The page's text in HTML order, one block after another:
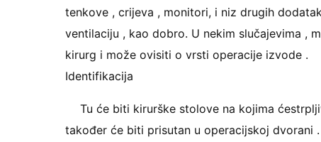
tenkove , crijeva , monitori, i niz drugih
ventilaciju , kao dobro. U nekim slučajevima ,
kirurg i može ovisiti o vrsti operacije izvode .
Identifikacija
Tu će biti kirurške stolove na kojima
također će biti prisutan u operacijskoj dvorani